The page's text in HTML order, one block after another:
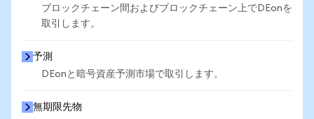
ブロックチェーン間およびブロックチェーン上でDEonを
取引します。
予測
DEonと暗号資産予測市場で取引します。
無期限先物